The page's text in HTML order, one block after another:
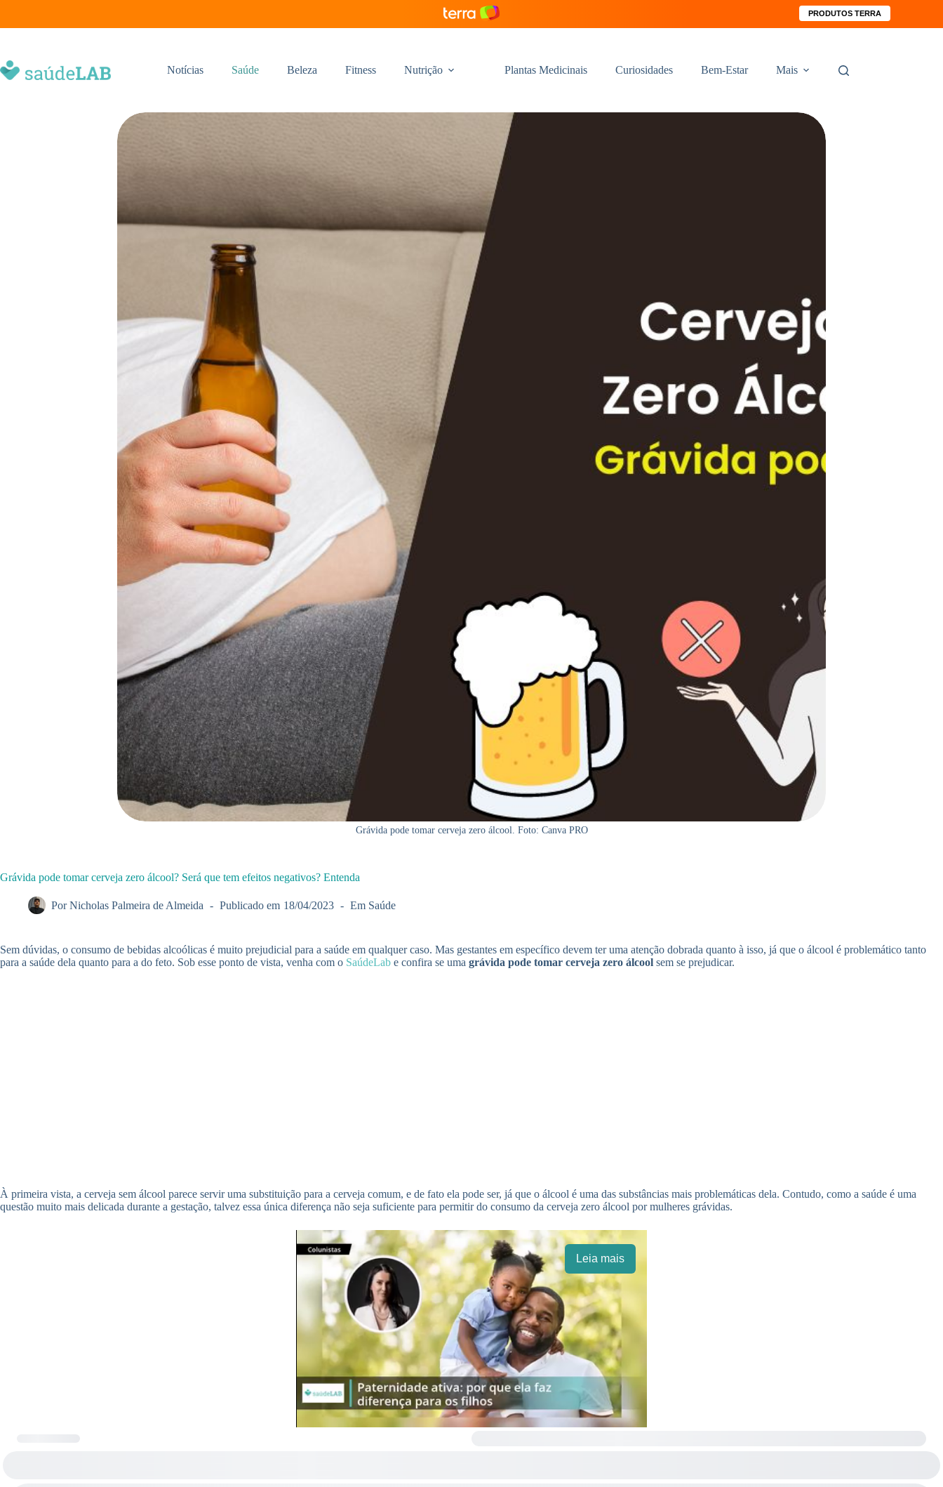
PRODUTOS TERRA
Notícias Saúde Beleza Fitness Nutrição Plantas Medicinais Curiosidades Bem-Estar Mais
Grávida pode tomar cerveja zero álcool. Foto: Canva PRO
Grávida pode tomar cerveja zero álcool? Será que tem efeitos negativos? Entenda
Por Nicholas Palmeira de Almeida Publicado em 18/04/2023 Em Saúde
Sem dúvidas, o consumo de bebidas alcoólicas é muito prejudicial para a saúde em qualquer caso. Mas gestantes em específico devem ter uma atenção dobrada quanto à isso, já que o álcool é problemático tanto
para a saúde dela quanto para a do feto. Sob esse ponto de vista, venha com o SaúdeLab e confira se uma grávida pode tomar cerveja zero álcool sem se prejudicar.
À primeira vista, a cerveja sem álcool parece servir uma substituição para a cerveja comum, e de fato ela pode ser, já que o álcool é uma das substâncias mais problemáticas dela. Contudo, como a saúde é uma
questão muito mais delicada durante a gestação, talvez essa única diferença não seja suficiente para permitir do consumo da cerveja zero álcool por mulheres grávidas.
Leia mais